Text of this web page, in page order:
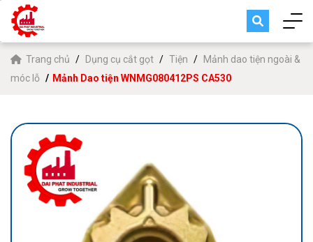
Trang chủ Dụng cụ cắt gọt Tiện
Mảnh dao tiện ngoài &
móc lỗ
Mảnh Dao tiện WNMG080412PS CA530